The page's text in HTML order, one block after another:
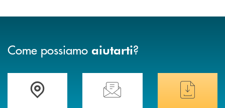
Come possiamo aiutarti?
Trova la filiale più vicina a teHai bisogno di assistenza immediata ?
Hai bisogno di